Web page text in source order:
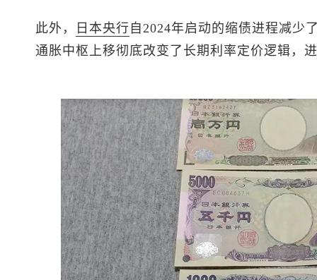
此外， 日本央行 自2024年启动的缩债进程减少
通胀中枢上移彻底改变了长期利率定价逻辑，